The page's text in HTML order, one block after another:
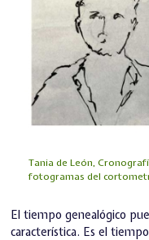
Tania de León,
fotogramas del
El tiempo genealógico
característica. Es el